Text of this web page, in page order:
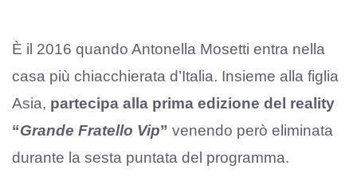
È il 2016 quando Antonella Mosetti entra nella
casa più chiacchierata d’Italia. Insieme alla figlia
Asia, partecipa alla prima edizione del reality
“Grande Fratello Vip” venendo però eliminata
durante la sesta puntata del programma.